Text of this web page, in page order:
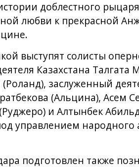
доблестного
любви к прекрасной
выступят солисты
Казахстана
заслуженный
(Альцина), Асем
и Алтынбек
управлением народного
подготовлен также